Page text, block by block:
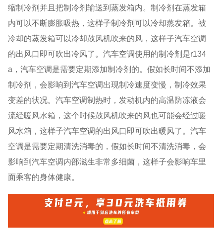
缩制冷剂并且把制冷剂输送到蒸发箱内。制冷剂在蒸发箱
内可以不断膨胀吸热，这样子制冷剂可以冷却蒸发箱。被
冷却的蒸发箱可以冷却鼓风机吹来的风，这样子汽车空调
的出风口即可吹出冷风了。汽车空调使用的制冷剂是r134
a，汽车空调是需要定期添加制冷剂的。假如长时间不添加
制冷剂，会影响到汽车空调出现制冷速度变慢，制冷效果
变差的状况。汽车空调制热时，发动机内的高温防冻液会
流经暖风水箱，这个时候鼓风机吹来的风也可能会经过暖
风水箱，这样子汽车空调的出风口即可吹出暖风了。汽车
空调是需要定期清洗消毒的，假如长时间不清洗消毒，会
影响到汽车空调内部滋生非常多细菌，这样子会影响车里
面乘客的身体健康。